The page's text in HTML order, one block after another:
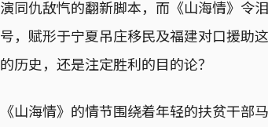
演同仇敌忾的翻新脚本，而《山海情》令
号，赋形于宁夏吊庄移民及福建对口援助
的历史，还是注定胜利的目的论？
《山海情》的情节围绕着年轻的扶贫干